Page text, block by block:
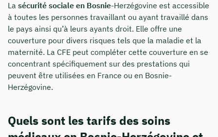
La sécurité sociale en Bosnie-Herzégovine est accessible
à toutes les personnes travaillant ou ayant travaillé dans
le pays ainsi qu’à leurs ayants droit. Elle offre une
couverture pour divers risques tels que la maladie et la
maternité. La CFE peut compléter cette couverture en se
concentrant spécifiquement sur des prestations qui
peuvent être utilisées en France ou en Bosnie-
Herzégovine.
Quels sont les tarifs des soins